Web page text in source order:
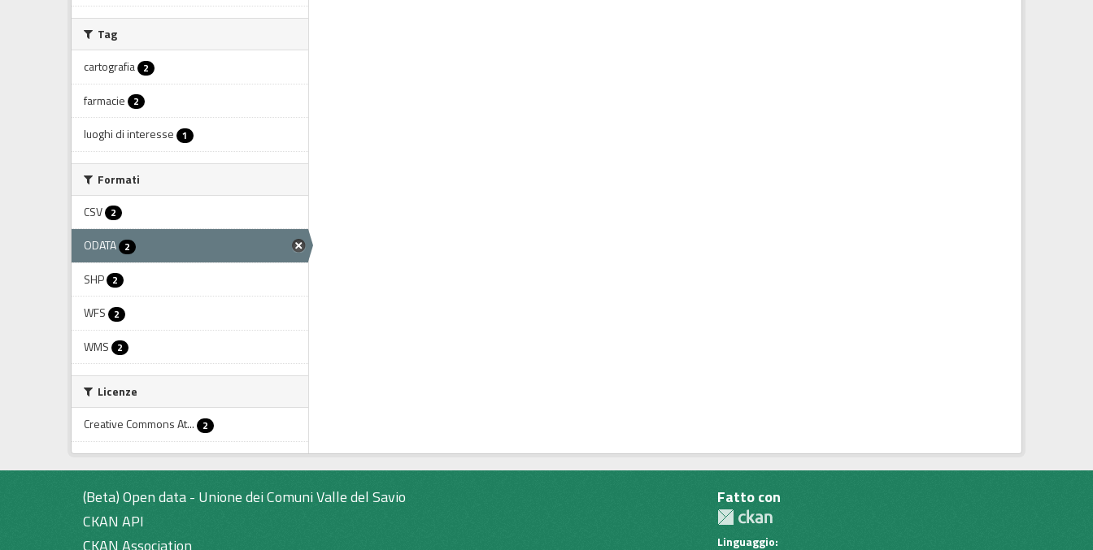
Tag
cartografia 2
farmacie 2
luoghi di interesse 1
Formati
CSV 2
ODATA 2
SHP 2
WFS 2
WMS 2
Licenze
Creative Commons At...
2
(Beta) Open data - Unione dei Comuni Valle del Savio
CKAN API
CKAN Association
Fatto con
Linguaggio